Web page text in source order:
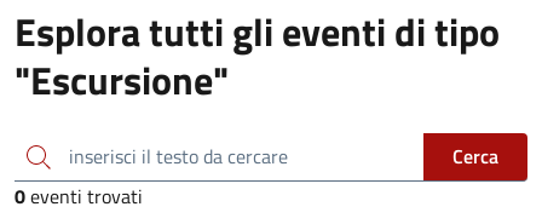
Esplora tutti gli eventi di tipo
"Escursione"
inserisci il testo da cercare
Cerca
0eventi trovati